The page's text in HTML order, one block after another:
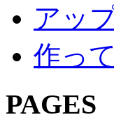
アッ
作っ
PAGES